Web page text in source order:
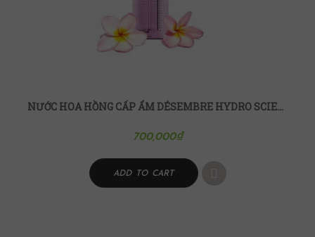
NƯỚC HOA HỒNG CẤP ẨM DÉSEMBRE HYDRO SCIENCE
700,000₫
ADD TO CART